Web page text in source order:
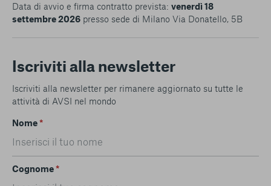
Cookies di marketing
Data di avvio e firma contratto prevista: venerdì 18
settembre 2026 presso sede di Milano Via Donatello, 5B
Iscriviti alla newsletter
Iscriviti alla newsletter per rimanere aggiornato su tutte le
attività di AVSI nel mondo
Nome*
Cognome*